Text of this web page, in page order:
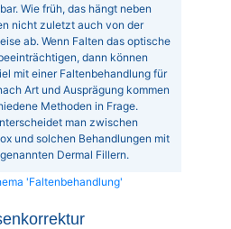
Wie früh, das hängt neben
nicht zuletzt auch von der
ab. Wenn Falten das optische
dann können
mit einer Faltenbehandlung für
Art und Ausprägung kommen
Methoden in Frage.
man zwischen
und solchen Behandlungen mit
Dermal Fillern.
'Faltenbehandlung'